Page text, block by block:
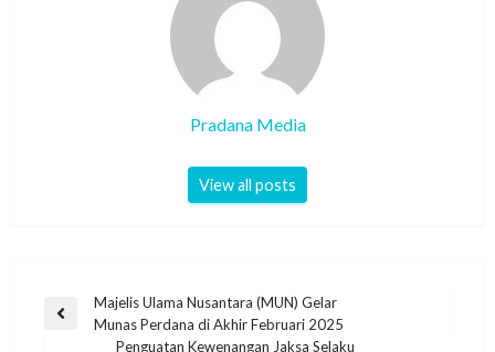
Pradana Media
View all posts
Majelis Ulama Nusantara (MUN) Gelar
Munas Perdana di Akhir Februari 2025
Penguatan Kewenangan Jaksa Selaku